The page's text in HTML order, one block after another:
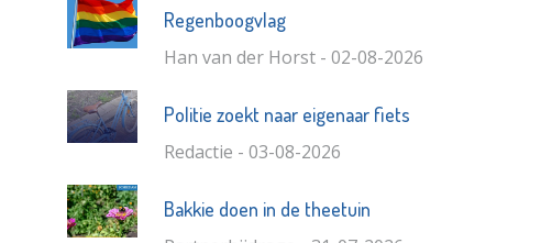
Regenboogvlag
Han van der Horst - 02-08-2026
Politie zoekt naar eigenaar fiets
Redactie - 03-08-2026
Bakkie doen in de theetuin